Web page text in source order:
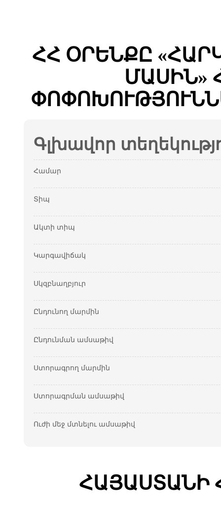
ՀՀ ՕՐԵՆՔԸ
ՄԱՍԻՆ»
Գլխավոր
Համար
Տիպ
Ակտի տիպ
Կարգավիճակ
Սկզբնաղբյուր
Ընդունող մարմին
Ընդունման ամսաթիվ
Ստորագրող մարմին
Ստորագրման ամսաթիվ
Ուժի մեջ մտնելու ամսաթիվ
ՀԱՅԱՍՏԱՆԻ